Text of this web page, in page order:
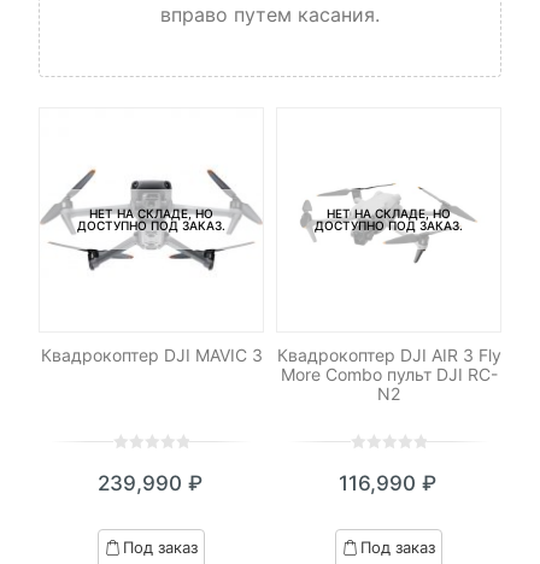
вправо путем касания.
НЕТ НА СКЛАДЕ, НО
ДОСТУПНО ПОД ЗАКАЗ.
Квадрокоптер DJI MAVIC 3
out
based
on
239,990 ₽
Под заказ
НЕТ НА СКЛАДЕ, НО
ДОСТУПНО ПОД ЗАКАЗ.
Квадрокоптер DJI AIR 3 Fly
More Combo пульт DJI RC-
N2
out
based
on
116,990 ₽
Под заказ